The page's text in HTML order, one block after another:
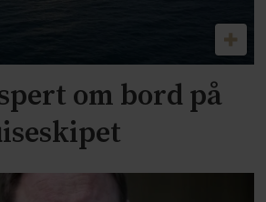
om bord på